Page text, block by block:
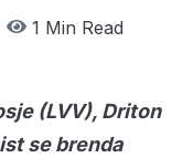
1 Min Read
(LVV), Driton
se brenda